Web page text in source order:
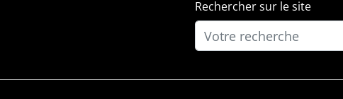
Rechercher sur le site